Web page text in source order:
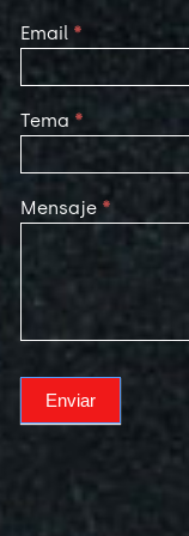
Email *
Tema *
Mensaje *
Enviar